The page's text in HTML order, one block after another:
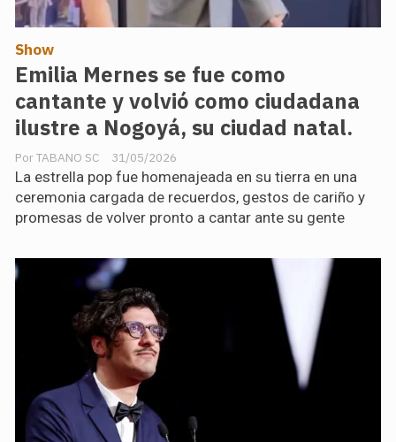
Emilia Mernes se fue como
cantante y volvió como ciudadana
ilustre a Nogoyá, su ciudad natal.
TABANO SC
Show
31/05/2026
La estrella pop fue homenajeada en su tierra en una
ceremonia cargada de recuerdos, gestos de cariño y
promesas de volver pronto a cantar ante su gente